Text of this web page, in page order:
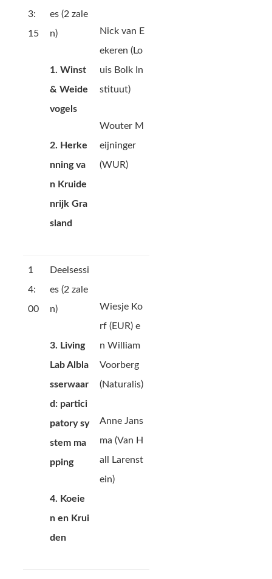
3:
15
es (2 zale
n)
1. Winst
& Weide
vogels
2. Herke
nning va
n Kruide
nrijk Gra
sland
Nick van E
ekeren (Lo
uis Bolk In
stituut)
Wouter M
eijninger
(WUR)
1
4:
00
Deelsessi
es (2 zale
n)
3. Living
Lab Albla
sserwaar
d: partici
patory sy
stem ma
pping
4. Koeie
n en Krui
den
Wiesje Ko
rf (EUR) e
n William
Voorberg
(Naturalis)
Anne Jans
ma (Van H
all Larenst
ein)